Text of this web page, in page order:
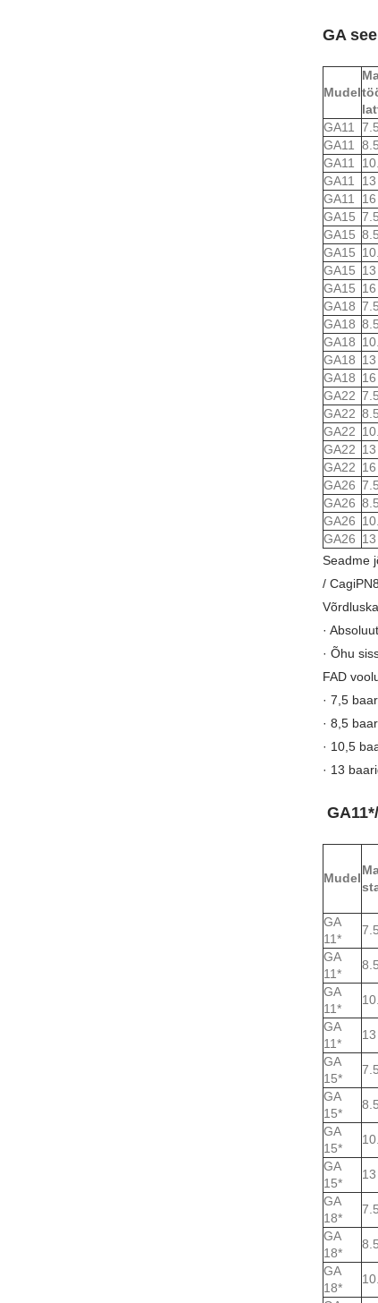
GA
Mudel
GA11
7.5
GA11
8.5
GA11
GA11
13
GA11
16
GA15 7.5
GA15 8.5
GA15
GA15 13
GA15 16
GA18 7.5
GA18 8.5
GA18
GA18 13
GA18 16
GA22 7.5
GA22 8.5
GA22
GA22 13
GA22 16
GA26 7.5
GA26 8.5
GA26
GA26 13
Seadme
/
·
· Õhu
FAD
· 7,5
· 8,5
· 10,5
· 13
Mudel
GA
11*
7.5
GA
11*
8.5
GA
11*
GA
11*
13
GA
15*
7.5
GA
15*
8.5
GA
15*
GA
15*
13
GA
18*
7.5
GA
18*
8.5
GA
18*